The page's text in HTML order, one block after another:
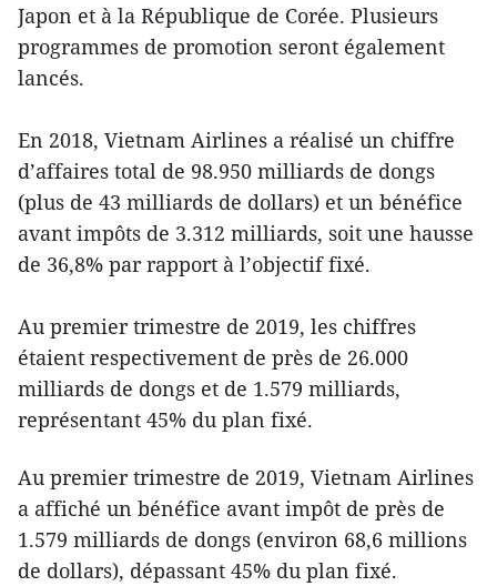
Japon et à la République de Corée. Plusieurs
programmes de promotion seront également
lancés.
En 2018, Vietnam Airlines a réalisé un chiffre
d’affaires total de 98.950 milliards de dongs
(plus de 43 milliards de dollars) et un bénéfice
avant impôts de 3.312 milliards, soit une hausse
de 36,8% par rapport à l’objectif fixé.
Au premier trimestre de 2019, les chiffres
étaient respectivement de près de 26.000
milliards de dongs et de 1.579 milliards,
représentant 45% du plan fixé.
Au premier trimestre de 2019, Vietnam Airlines
a affiché un bénéfice avant impôt de près de
1.579 milliards de dongs (environ 68,6 millions
de dollars), dépassant 45% du plan fixé.